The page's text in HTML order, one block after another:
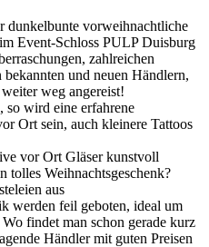
dunkelbunte vorweihnachtliche
Event-Schloss PULP Duisburg
zahlreichen
und neuen Händlern,
weg angereist!
so wird eine erfahrene
Ort sein, auch kleinere Tattoos
vor Ort Gläser kunstvoll
tolles Weihnachtsgeschenk?
aus
werden feil geboten, ideal um
findet man schon gerade kurz
Händler mit guten Preisen